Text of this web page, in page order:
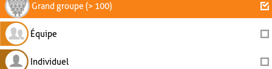
Grand groupe (> 100)
Équipe
Individuel